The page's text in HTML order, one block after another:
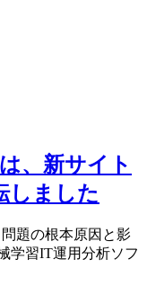
、新サイト
しました
題の根本原因と影
学習IT運用分析ソフ